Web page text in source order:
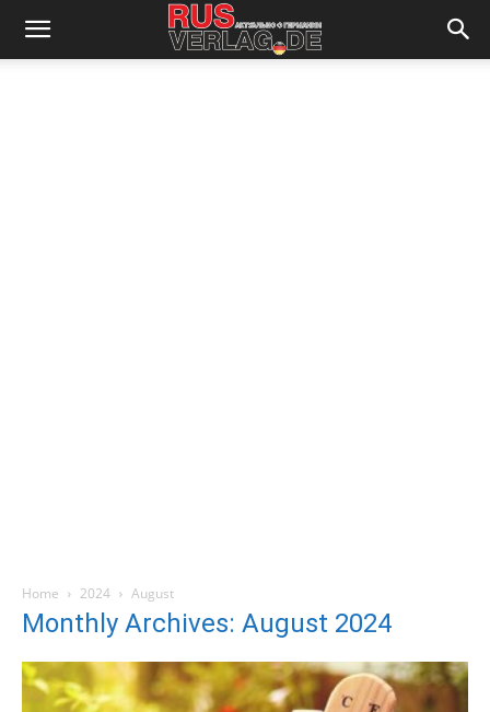
Home 2024 August
Monthly Archives: August 2024